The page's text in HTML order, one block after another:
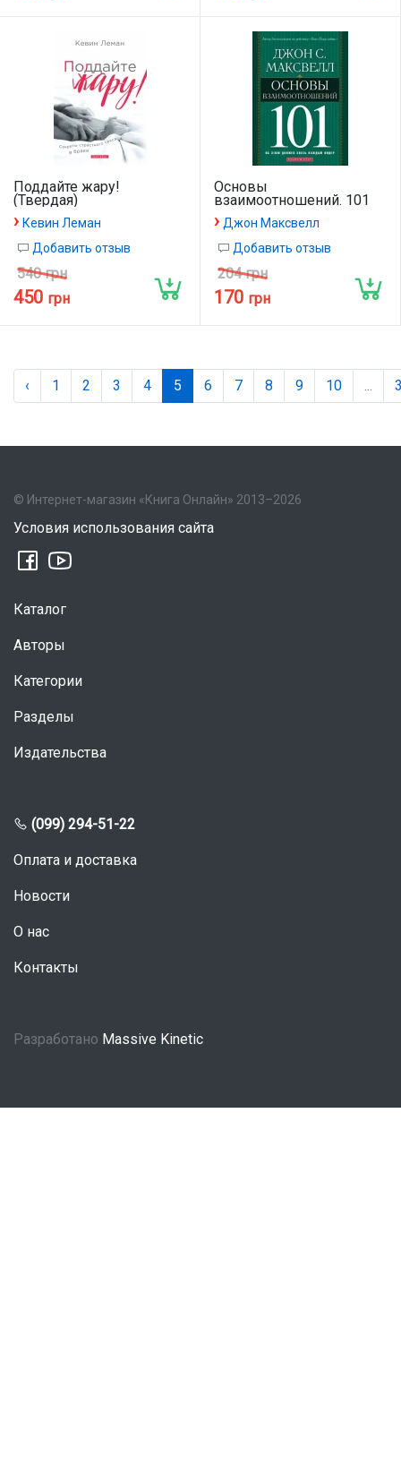
Поддайте жару!
(Твердая)
› Кевин Леман
Добавить отзыв
540 грн
450 грн
Основы
взаимоотношений. 101
› Джон Максвелл
Добавить отзыв
204 грн
170 грн
‹ 1 2 3 4 5 6 7 8 9 10 ...
© Интернет-магазин «Книга Онлайн» 2013–2026
Условия использования сайта
Каталог
Авторы
Категории
Разделы
Издательства
(099) 294-51-22
Оплата и доставка
Новости
О нас
Контакты
Разработано Massive Kinetic